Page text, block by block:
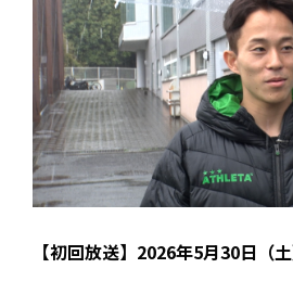
【初回放送】2026年5月30日（